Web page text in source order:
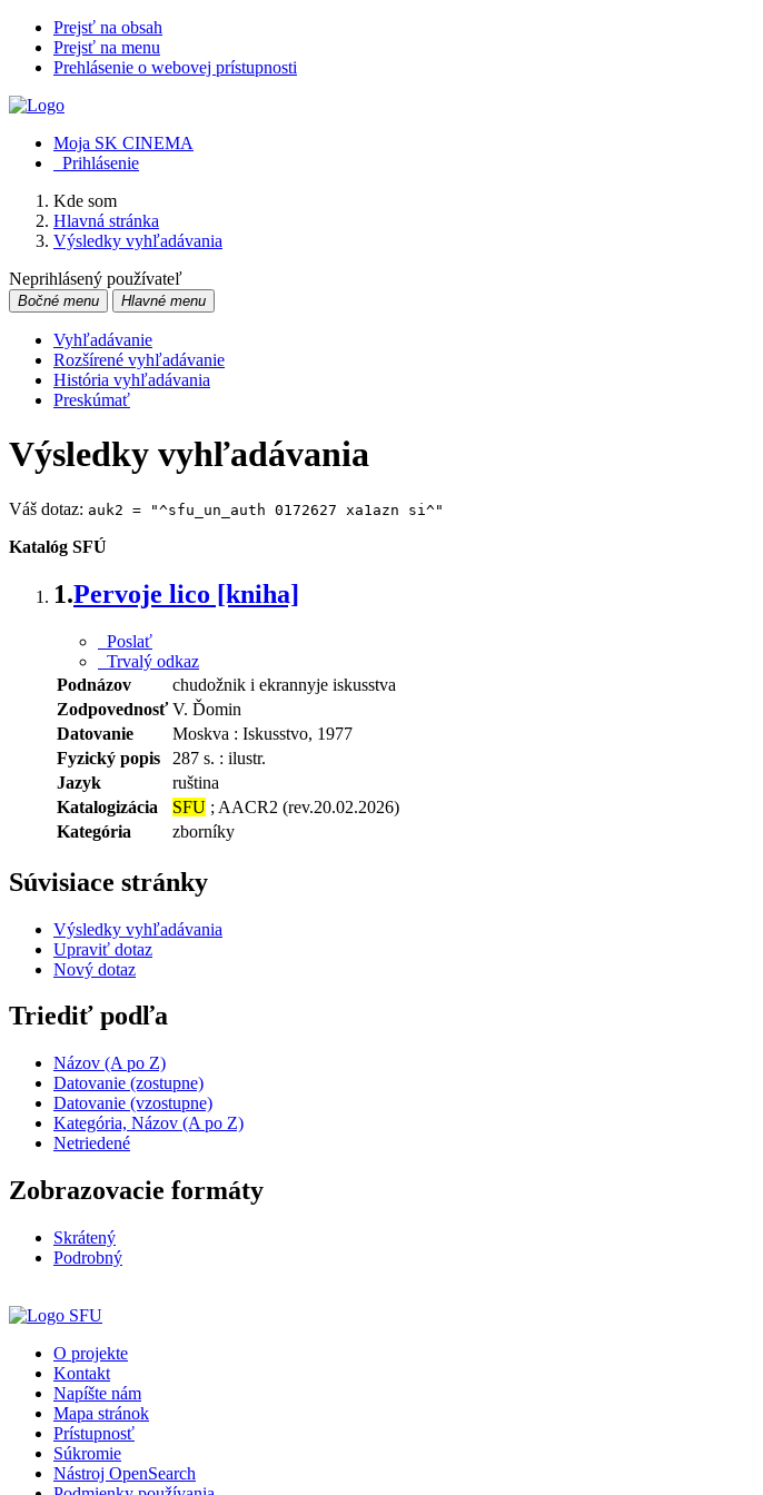
Prejsť na obsah
Prejsť na menu
Prehlásenie o webovej prístupnosti
Moja SK CINEMA
Prihlásenie
Kde som
Hlavná stránka
Výsledky vyhľadávania
Neprihlásený používateľ
Bočné menu Hlavné menu
Vyhľadávanie
Rozšírené vyhľadávanie
História vyhľadávania
Preskúmať
Výsledky vyhľadávania
Váš dotaz: auk2 = "^sfu_un_auth 0172627 xa1azn si^"
Katalóg SFÚ
1.Pervoje lico [kniha]
Poslať
Trvalý odkaz
Podnázov
chudožnik i ekrannyje iskusstva
Zodpovednosť V. Ďomin
Datovanie
Moskva : Iskusstvo, 1977
Fyzický popis
287 s. : ilustr.
Jazyk
ruština
Katalogizácia
SFU ; AACR2 (rev.20.02.2026)
Kategória
zborníky
Súvisiace stránky
Výsledky vyhľadávania
Upraviť dotaz
Nový dotaz
Triediť podľa
Názov (A po Z)
Datovanie (zostupne)
Datovanie (vzostupne)
Kategória, Názov (A po Z)
Netriedené
Zobrazovacie formáty
Skrátený
Podrobný
O projekte
Kontakt
Napíšte nám
Mapa stránok
Prístupnosť
Súkromie
Nástroj OpenSearch